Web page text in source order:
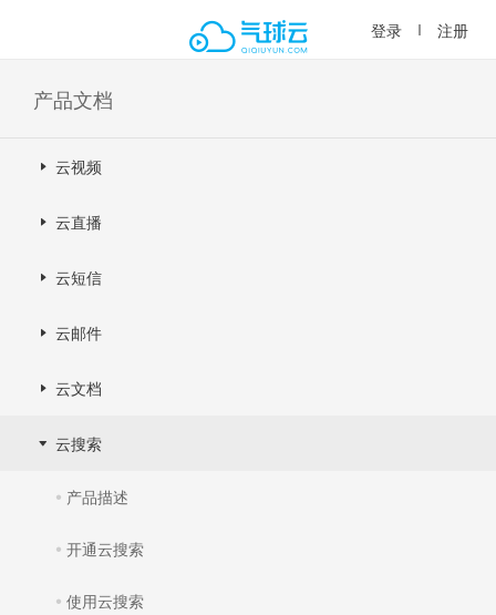
登录 注册
产品文档
云视频
云直播
云短信
云邮件
云文档
云搜索
产品描述
开通云搜索
使用云搜索